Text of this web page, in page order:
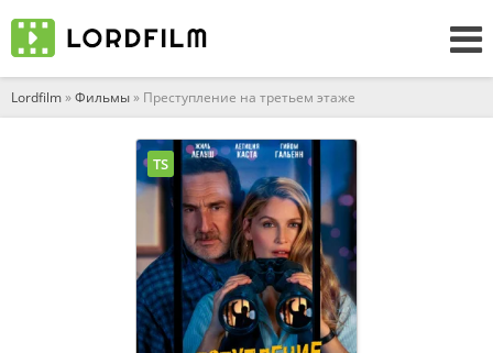
Lordfilm»Фильмы» Преступление на третьем этаже
TS